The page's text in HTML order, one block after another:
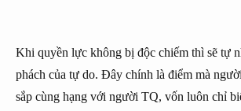
Khi quyền lực không bị độc chiếm thì sẽ tự
phách của tự do. Đây chính là điểm mà
sắp cùng hạng với người TQ, vốn luôn chỉ